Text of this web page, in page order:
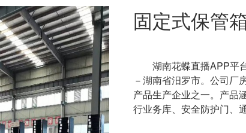
固定式保管
湖南花蝶直播APP平台
－湖南省汨罗市。公司
产品生产企业之一。产品
行业务库、安全防护门